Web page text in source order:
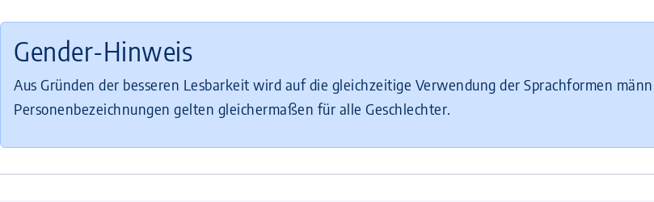
Gender-Hinweis
Aus Gründen der besseren Lesbarkeit wird auf die gleichzeitige Verwendung der Sprachformen
Personenbezeichnungen gelten gleichermaßen für alle Geschlechter.